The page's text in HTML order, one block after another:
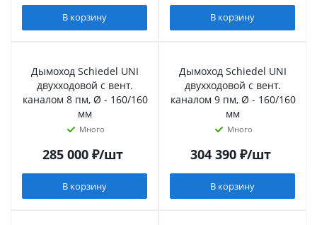
В корзину В корзину
Дымоход Schiedel UNI
двухходовой с вент.
каналом 8 пм, Ø - 160/160
мм
Много
285 000₽/шт
В корзину
Дымоход Schiedel UNI
двухходовой с вент.
каналом 9 пм, Ø - 160/160
мм
Много
304 390₽/шт
В корзину